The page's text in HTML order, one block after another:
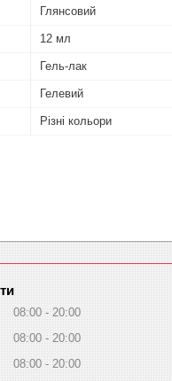
Глянсовий
12 мл
Гель-лак
Гелевий
Різні кольори
08:00
20:00
08:00
20:00
08:00
20:00